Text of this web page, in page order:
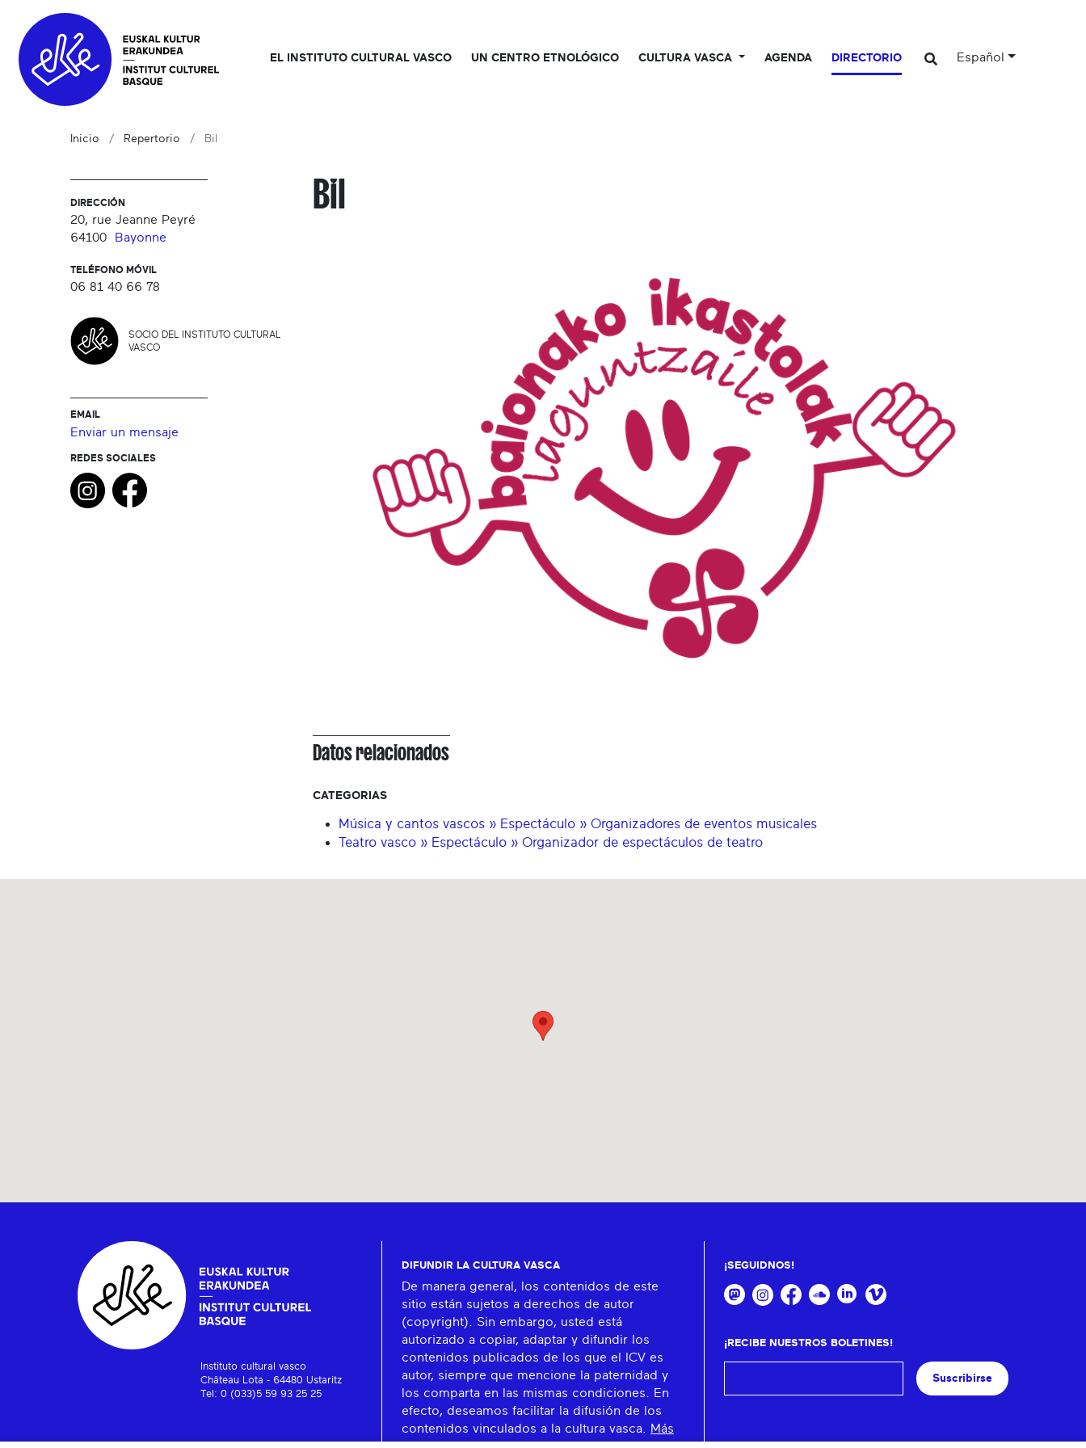
EL INSTITUTO CULTURAL VASCO UN CENTRO ETNOLÓGICO CULTURA VASCA AGENDA DIRECTORIO Español
Inicio Repertorio Bil
DIRECCIÓN
20, rue Jeanne Peyré
64100
Bayonne
TELÉFONO MÓVIL
06 81 40 66 78
SOCIO DEL INSTITUTO CULTURAL
VASCO
EMAIL
Enviar un mensaje
REDES SOCIALES
Bil
Datos relacionados
CATEGORIAS
Música y cantos vascos » Espectáculo » Organizadores de eventos musicales
Teatro vasco » Espectáculo » Organizador de espectáculos de teatro
Instituto cultural vasco
Château Lota - 64480 Ustaritz
Tel: 0 (033)5 59 93 25 25
DIFUNDIR LA CULTURA VASCA
De manera general, los contenidos de este
sitio están sujetos a derechos de autor
(copyright). Sin embargo, usted está
autorizado a copiar, adaptar y difundir los
contenidos publicados de los que el ICV es
autor, siempre que mencione la paternidad y
los comparta en las mismas condiciones. En
efecto, deseamos facilitar la difusión de los
contenidos vinculados a la cultura vasca.
Más
¡SEGUIDNOS!
¡RECIBE NUESTROS BOLETINES!
Suscribirse